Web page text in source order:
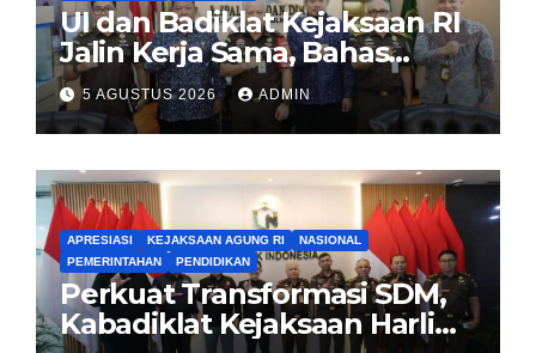
UI dan Badiklat Kejaksaan RI
Jalin Kerja Sama, Bahas
Pembentukan Pusat Studi
Kajian Kejaksaan
5 AGUSTUS 2026 ADMIN
APRESIASI KEJAKSAAN AGUNG RI
NASIONAL
PEMERINTAHAN
PENDIDIKAN
Perkuat Transformasi SDM,
Kabadiklat Kejaksaan Harli